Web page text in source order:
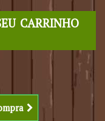
carrinho